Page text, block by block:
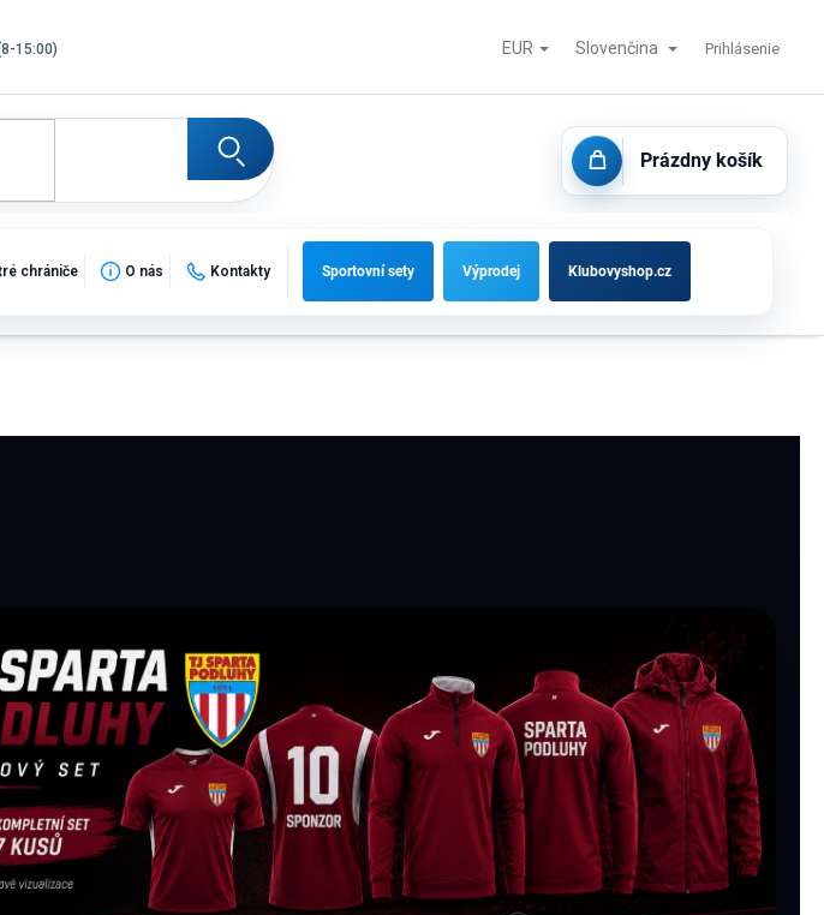
a reklamácia tovaru Futbalové bránky, striedačky a vybavenie ihrísk Kontakty
EUR Slovenčina Prihlásenie
NÁKUPNÝ
KOŠÍK
Prázdny košík
chrániče O nás Kontakty Sportovní sety Výprodej Klubovyshop.cz